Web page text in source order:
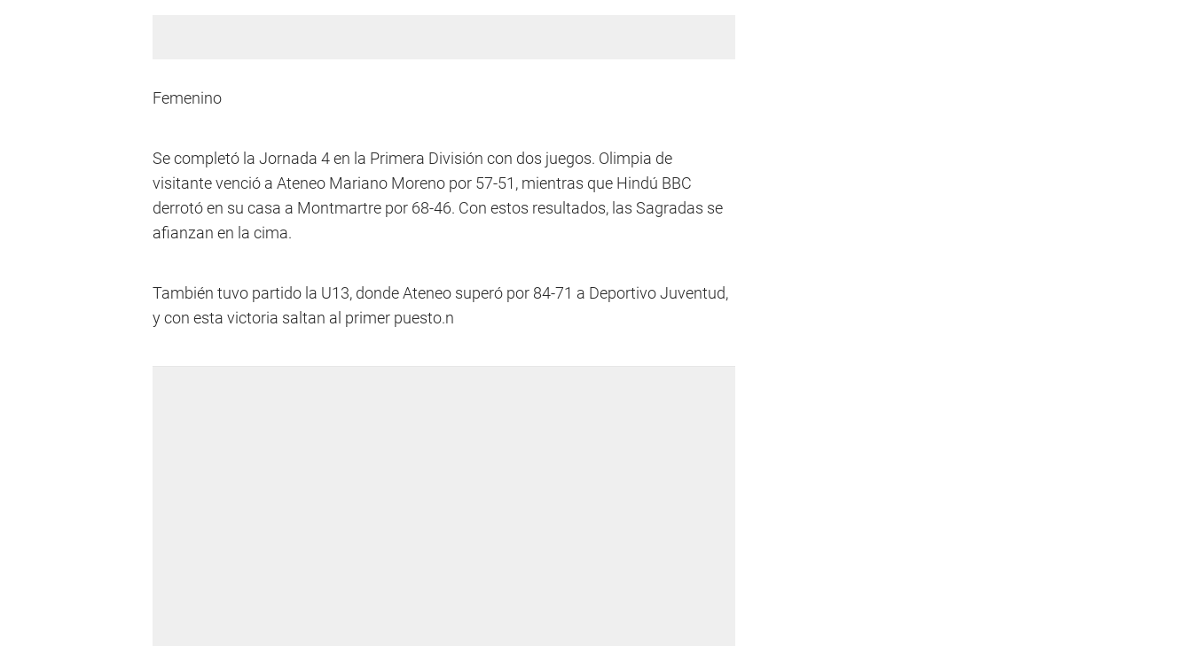
Femenino
Se completó la Jornada 4 en la Primera División con dos juegos. Olimpia de
visitante venció a Ateneo Mariano Moreno por 57-51, mientras que Hindú BBC
derrotó en su casa a Montmartre por 68-46. Con estos resultados, las Sagradas se
afianzan en la cima.
También tuvo partido la U13, donde Ateneo superó por 84-71 a Deportivo Juventud,
y con esta victoria saltan al primer puesto.n